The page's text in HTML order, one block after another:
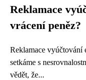
Reklamace
vrácení peněz?
Reklamace vyúčtování
setkáme s
vědět, že...